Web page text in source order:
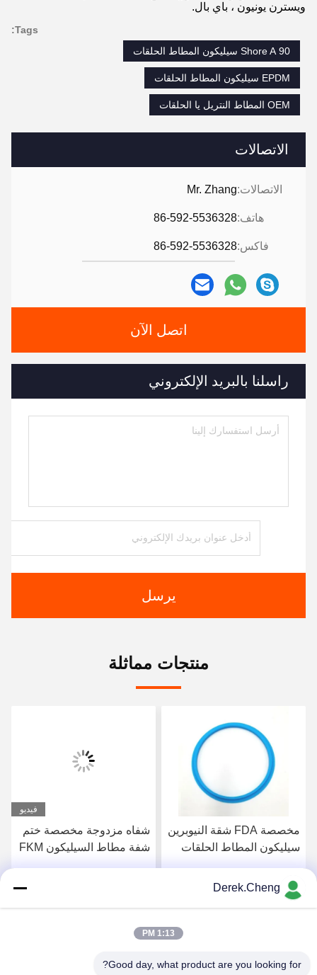
الاتصالات
الاتصالات:Mr. Zhang
هاتف:86-592-5536328
فاكس:86-592-5536328
اتصل الآن
راسلنا بالبريد الإلكتروني
يرسل
ويسترن يونيون ، باي بال.
Tags:
90 Shore A سيليكون المطاط الحلقات
EPDM سيليكون المطاط الحلقات
OEM المطاط النتريل يا الحلقات
منتجات مماثلة
مخصصة FDA شقة النيوبرين
سيليكون المطاط الحلقات
فيديو
شفاه مزدوجة مخصصة ختم
شفة مطاط السيليكون FKM
Derek.Cheng
1:13 PM
Good day, what product are you looking for?